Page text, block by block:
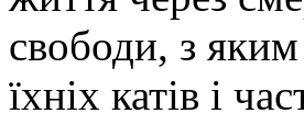
свободи, з
їхніх катів і